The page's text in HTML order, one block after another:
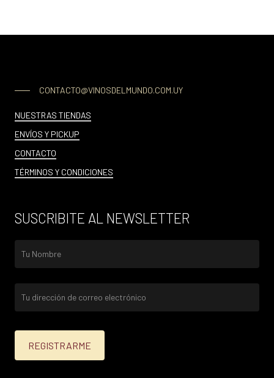
CONTACTO@VINOSDELMUNDO.COM.UY
NUESTRAS TIENDAS
ENVÍOS Y PICKUP
CONTACTO
TÉRMINOS Y CONDICIONES
SUSCRIBITE AL NEWSLETTER